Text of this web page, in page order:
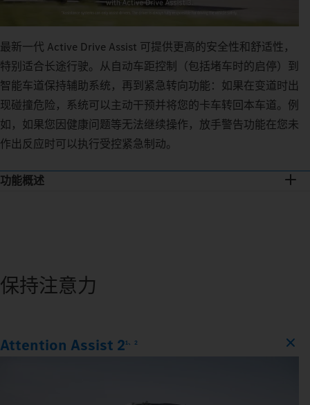
最新一代 Active Drive Assist 可提供更高的安全性和舒适性，
特别适合长途行驶。从自动车距控制（包括堵车时的启停）到
智能车道保持辅助系统，再到紧急转向功能：如果在变道时出
现碰撞危险，系统可以主动干预并将您的卡车转回本车道。例
如，如果您因健康问题等无法继续操作，放手警告功能在您未
作出反应时可以执行受控紧急制动。
功能概述
保持注意力
Attention Assist 21、2